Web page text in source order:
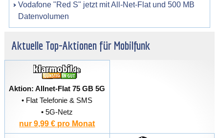
Vodafone "Red S" jetzt mit All-Net-Flat und 500 MB
Datenvolumen
Aktuelle Top-Aktionen für Mobilfunk
Aktion: Allnet-Flat 75 GB 5G
• Flat Telefonie & SMS
• 5G-Netz
nur 9,99 € pro Monat